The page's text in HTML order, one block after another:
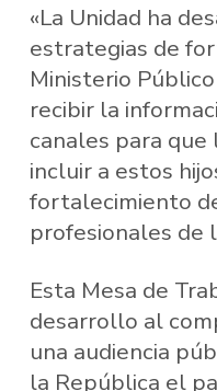
«La Unidad ha
estrategias de
Ministerio
recibir la
canales para que
incluir a estos
fortalecimiento
profesionales de
Esta Mesa de
desarrollo al
una audiencia
la República el